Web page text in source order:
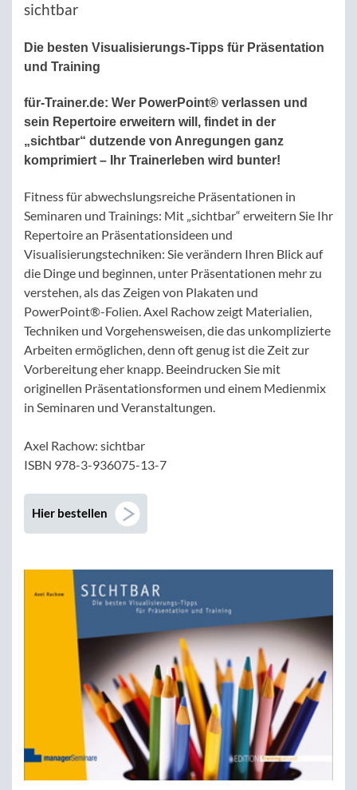
sichtbar
Die besten Visualisierungs-Tipps für Präsentation
und Training
für-Trainer.de: Wer PowerPoint® verlassen und
sein Repertoire erweitern will, findet in der
„sichtbar“ dutzende von Anregungen ganz
komprimiert – Ihr Trainerleben wird bunter!
Fitness für abwechslungsreiche Präsentationen in
Seminaren und Trainings: Mit „sichtbar“ erweitern Sie Ihr
Repertoire an Präsentationsideen und
Visualisierungstechniken: Sie verändern Ihren Blick auf
die Dinge und beginnen, unter Präsentationen mehr zu
verstehen, als das Zeigen von Plakaten und
PowerPoint®-Folien. Axel Rachow zeigt Materialien,
Techniken und Vorgehensweisen, die das unkomplizierte
Arbeiten ermöglichen, denn oft genug ist die Zeit zur
Vorbereitung eher knapp. Beeindrucken Sie mit
originellen Präsentationsformen und einem Medienmix
in Seminaren und Veranstaltungen.
Axel Rachow: sichtbar
ISBN 978-3-936075-13-7
Hier bestellen